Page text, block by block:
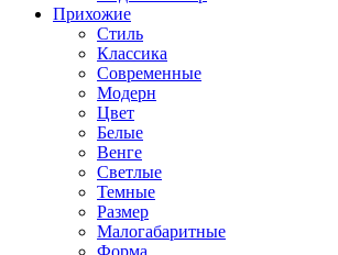
Прихожие
Стиль
Классика
Современные
Модерн
Цвет
Белые
Венге
Светлые
Темные
Размер
Малогабаритные
Форма